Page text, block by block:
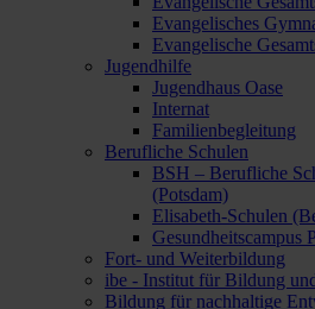
Evangelisches
Evangelische
Jugendhilfe
Jugendhaus Oase
Internat
Familienbegleitung
Berufliche Schulen
BSH – Berufliche
(Potsdam)
Elisabeth-Schulen
Gesundheitscampus
Fort- und Weiterbildung
ibe - Institut für Bildung
Bildung für nachhaltige